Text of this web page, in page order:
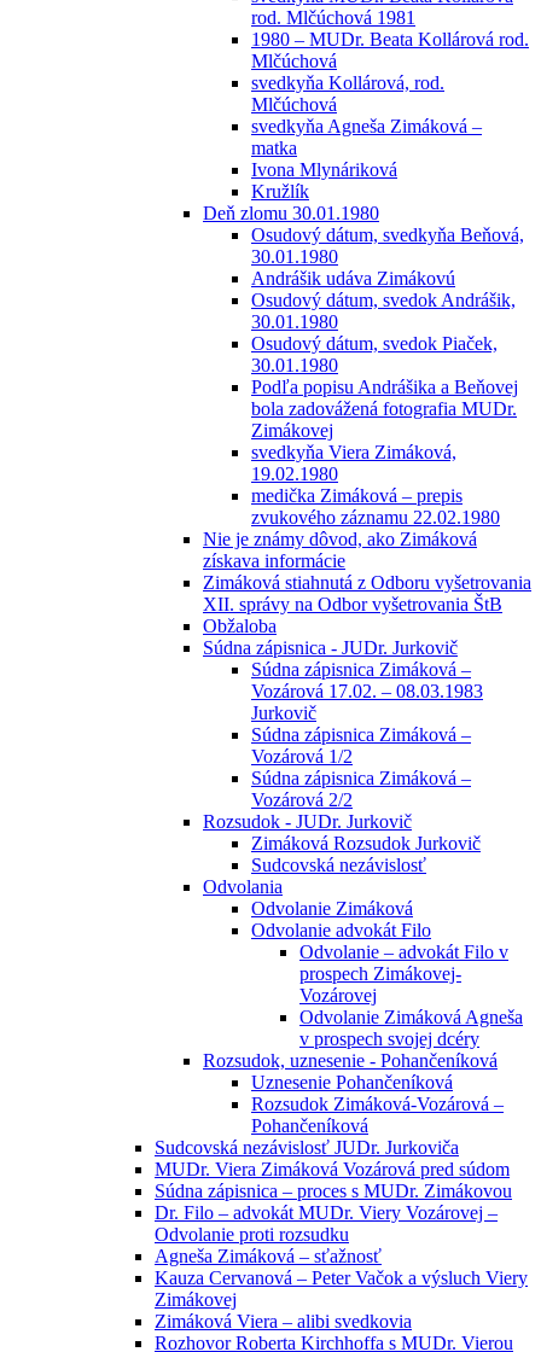
rod. Mlčúchová 1981
1980 – MUDr. Beata Kollárová rod.
Mlčúchová
svedkyňa Kollárová, rod.
Mlčúchová
svedkyňa Agneša Zimáková –
matka
Ivona Mlynáriková
Kružlík
Deň zlomu 30.01.1980
Osudový dátum, svedkyňa Beňová,
30.01.1980
Andrášik udáva Zimákovú
Osudový dátum, svedok Andrášik,
30.01.1980
Osudový dátum, svedok Piaček,
30.01.1980
Podľa popisu Andrášika a Beňovej
bola zadovážená fotografia MUDr.
Zimákovej
svedkyňa Viera Zimáková,
19.02.1980
medička Zimáková – prepis
zvukového záznamu 22.02.1980
Nie je známy dôvod, ako Zimáková
získava informácie
Zimáková stiahnutá z Odboru vyšetrovania
XII. správy na Odbor vyšetrovania ŠtB
Obžaloba
Súdna zápisnica - JUDr. Jurkovič
Súdna zápisnica Zimáková –
Vozárová 17.02. – 08.03.1983
Jurkovič
Súdna zápisnica Zimáková –
Vozárová 1/2
Súdna zápisnica Zimáková –
Vozárová 2/2
Rozsudok - JUDr. Jurkovič
Zimáková Rozsudok Jurkovič
Sudcovská nezávislosť
Odvolania
Odvolanie Zimáková
Odvolanie advokát Filo
Odvolanie – advokát Filo v
prospech Zimákovej-
Vozárovej
Odvolanie Zimáková Agneša
v prospech svojej dcéry
Rozsudok, uznesenie - Pohančeníková
Uznesenie Pohančeníková
Rozsudok Zimáková-Vozárová –
Pohančeníková
Sudcovská nezávislosť JUDr. Jurkoviča
MUDr. Viera Zimáková Vozárová pred súdom
Súdna zápisnica – proces s MUDr. Zimákovou
Dr. Filo – advokát MUDr. Viery Vozárovej –
Odvolanie proti rozsudku
Agneša Zimáková – sťažnosť
Kauza Cervanová – Peter Vačok a výsluch Viery
Zimákovej
Zimáková Viera – alibi svedkovia
Rozhovor Roberta Kirchhoffa s MUDr. Vierou